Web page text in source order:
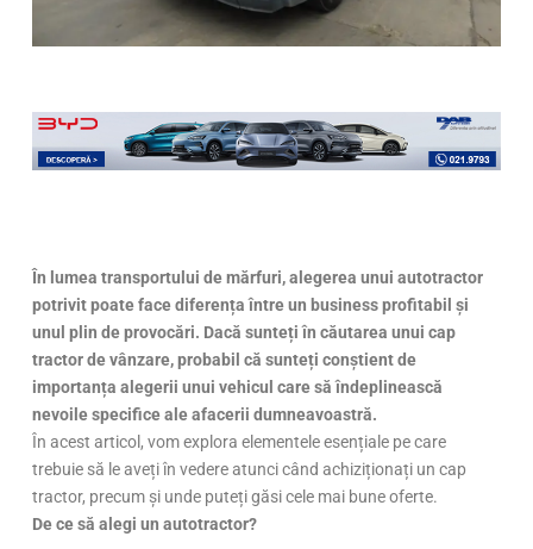
În lumea transportului de mărfuri, alegerea unui autotractor
potrivit poate face diferența între un business profitabil și
unul plin de provocări. Dacă sunteți în căutarea unui cap
tractor de vânzare, probabil că sunteți conștient de
importanța alegerii unui vehicul care să îndeplinească
nevoile specifice ale afacerii dumneavoastră.
În acest articol, vom explora elementele esențiale pe care
trebuie să le aveți în vedere atunci când achiziționați un cap
tractor, precum și unde puteți găsi cele mai bune oferte.
De ce să alegi un autotractor?